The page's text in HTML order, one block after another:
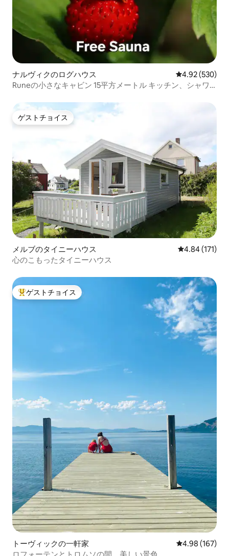
ナルヴィクのログハウス レビュー530
4.92 (530)
Runeの小さなキャビン 15平方メートル キッチン、シャワ
ゲストチョイス
ゲストチョイス
メルブのタイニーハウス レビュー171
4.84 (171)
心のこもったタイニーハウス
大好評のゲストチョイスです。
ゲストチョイス
トーヴィックの一軒家 レビュー167
4.98 (167)